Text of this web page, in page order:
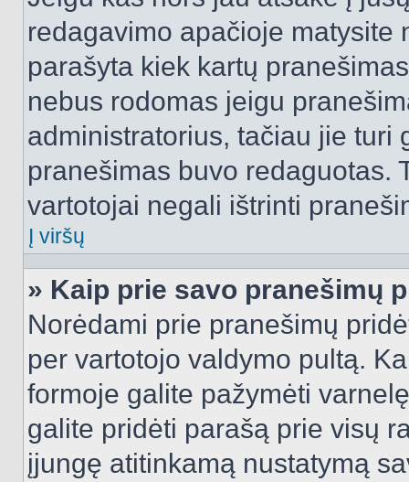
redagavimo apačioje matysite
parašyta kiek kartų
nebus rodomas jeigu
administratorius, tačiau jie turi
pranešimas buvo redaguotas.
vartotojai negali ištrinti
Į viršų
» Kaip prie savo pranešimų
Norėdami prie pranešimų
per vartotojo valdymo pultą.
formoje galite pažymėti
galite pridėti parašą prie visų
įjungę atitinkamą nustatymą